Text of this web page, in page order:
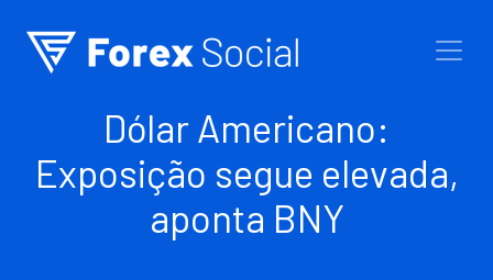
Dólar Americano:
Exposição segue elevada,
aponta BNY